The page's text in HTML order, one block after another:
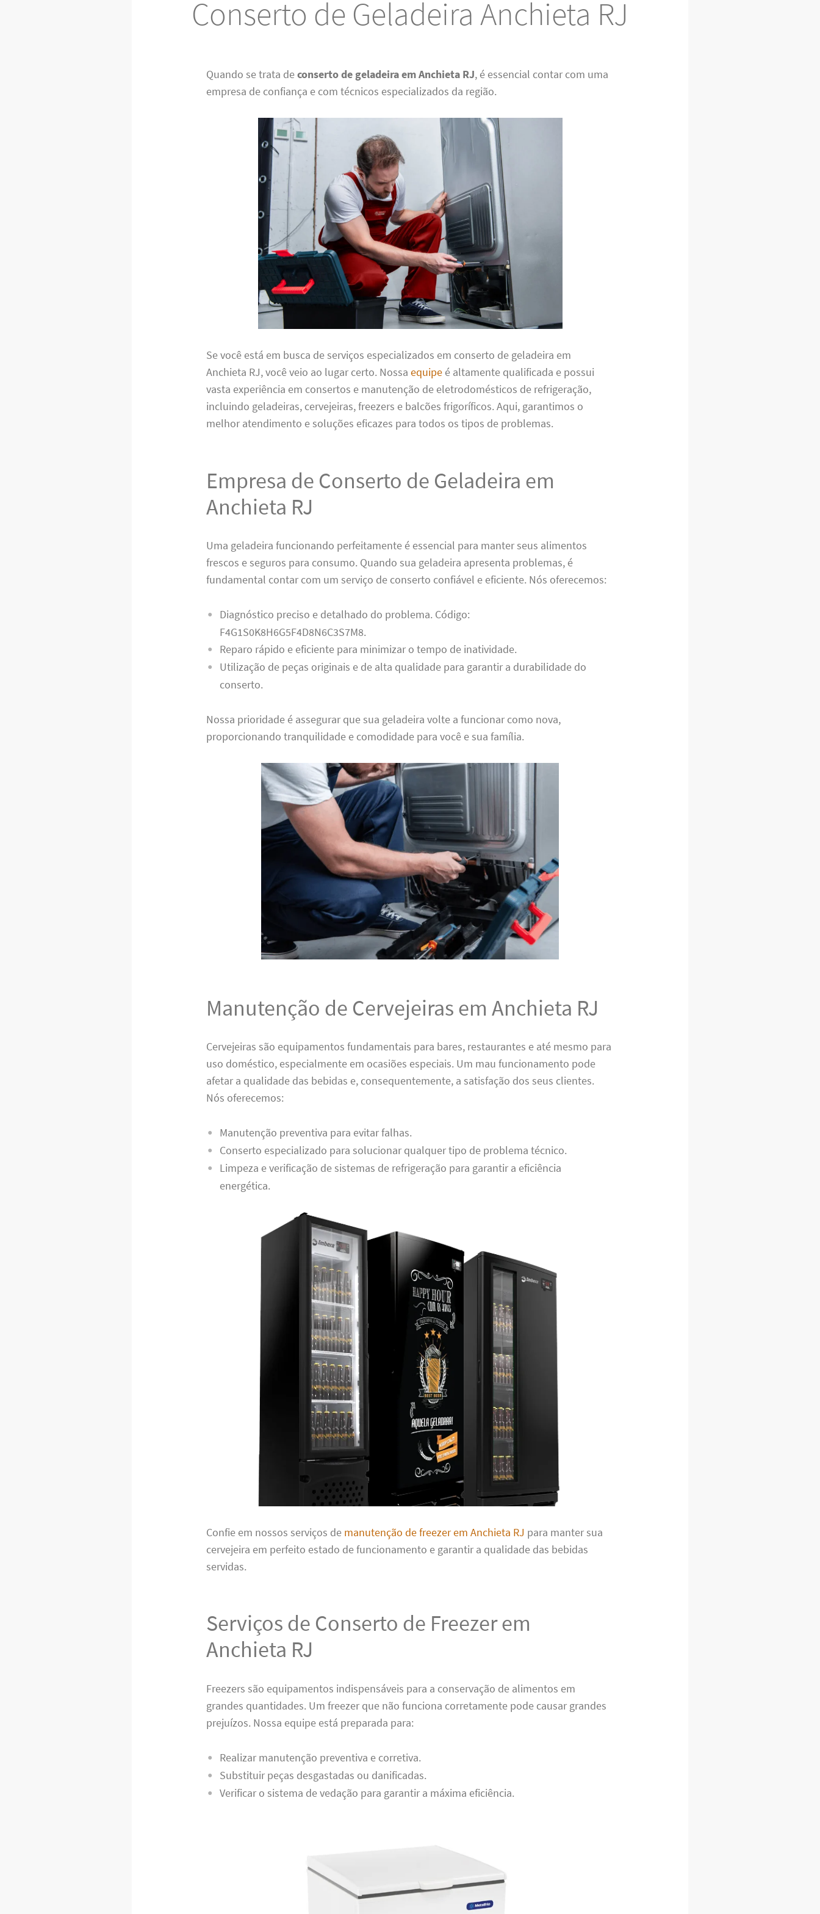
Conserto de Geladeira Anchieta RJ
Quando se trata deconserto de geladeira em Anchieta RJ, é essencial contar com uma
empresa de confiança e com técnicos especializados da região.
Se você está em busca de serviços especializados em conserto de geladeira em
Anchieta RJ, você veio ao lugar certo. Nossaequipe é altamente qualificada e possui
vasta experiência em consertos e manutenção de eletrodomésticos de refrigeração,
incluindo geladeiras, cervejeiras, freezers e balcões frigoríficos. Aqui, garantimos o
melhor atendimento e soluções eficazes para todos os tipos de problemas.
Empresa de Conserto de Geladeira em
Anchieta RJ
Uma geladeira funcionando perfeitamente é essencial para manter seus alimentos
frescos e seguros para consumo. Quando sua geladeira apresenta problemas, é
fundamental contar com um serviço de conserto confiável e eficiente. Nós oferecemos:
Diagnóstico preciso e detalhado do problema. Código:
F4G1S0K8H6G5F4D8N6C3S7M8.
Reparo rápido e eficiente para minimizar o tempo de inatividade.
Utilização de peças originais e de alta qualidade para garantir a durabilidade do
conserto.
Nossa prioridade é assegurar que sua geladeira volte a funcionar como nova,
proporcionando tranquilidade e comodidade para você e sua família.
Manutenção de Cervejeiras em Anchieta RJ
Cervejeiras são equipamentos fundamentais para bares, restaurantes e até mesmo para
uso doméstico, especialmente em ocasiões especiais. Um mau funcionamento pode
afetar a qualidade das bebidas e, consequentemente, a satisfação dos seus clientes.
Nós oferecemos:
Manutenção preventiva para evitar falhas.
Conserto especializado para solucionar qualquer tipo de problema técnico.
Limpeza e verificação de sistemas de refrigeração para garantir a eficiência
energética.
Confie em nossos serviços de manutenção de freezer em Anchieta RJ para manter sua
cervejeira em perfeito estado de funcionamento e garantir a qualidade das bebidas
servidas.
Serviços de Conserto de Freezer em
Anchieta RJ
Freezers são equipamentos indispensáveis para a conservação de alimentos em
grandes quantidades. Um freezer que não funciona corretamente pode causar grandes
prejuízos. Nossa equipe está preparada para:
Realizar manutenção preventiva e corretiva.
Substituir peças desgastadas ou danificadas.
Verificar o sistema de vedação para garantir a máxima eficiência.